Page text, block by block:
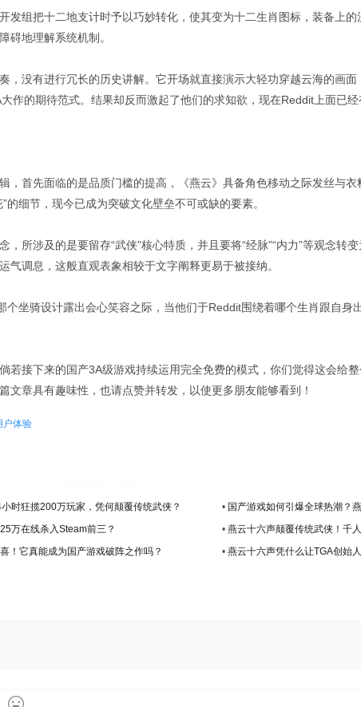
发组把十二地支计时予以巧妙转化，使其变为十二生肖图标，装备上
碍地理解系统机制。
，没有进行冗长的历史讲解。它开场就直接演示大轻功穿越云海的画面
作的期待范式。结果却反而激起了他们的求知欲，现在Reddit上面已经
，首先面临的是品质门槛的提高，《燕云》具备角色移动之际发丝与
的细节，现今已成为突破文化壁垒不可或缺的要素。
，所涉及的是要留存“武侠”核心特质，并且要将“经脉”“内力”等观念转
气调息，这般直观表象相较于文字阐释更易于被接纳。
个坐骑设计露出会心笑容之际，当他们于Reddit围绕着哪个生肖跟自
若接下来的国产3A级游戏持续运用完全免费的模式，你们觉得这会给
文章具有趣味性，也请点赞并转发，以使更多朋友能够看到！
户体验
时狂揽200万玩家，凭何颠覆传统武侠？ • 国产游戏如何引爆全球热潮？
万在线杀入Steam前三？ • 燕云十六声颠覆传统武侠！千
！它真能成为国产游戏破阵之作吗？ • 燕云十六声凭什么让TGA创始